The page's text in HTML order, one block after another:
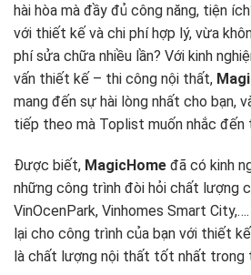
hài hòa mà đầy đủ công năng, tiện
với thiết kế và chi phí hợp lý, vừa
phí sửa chữa nhiều lần? Với kinh
vấn thiết kế – thi công nội thất,
mang đến sự hài lòng nhất cho bạn,
tiếp theo mà Toplist muốn nhắc đến
Được biết, MagicHome đã có kinh
những công trình đòi hỏi chất lượng
VinOcenPark, Vinhomes Smart
lại cho công trình của bạn với thiết
là chất lượng nội thất tốt nhất trong